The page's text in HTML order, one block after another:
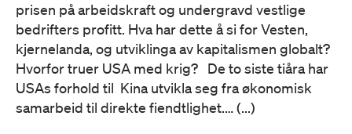
prisen på arbeidskraft og undergravd vestlige
bedrifters profitt. Hva har dette å si for Vesten,
kjernelanda, og utviklinga av kapitalismen globalt?
Hvorfor truer USA med krig? De to siste tiåra har
USAs forhold til Kina utvikla seg fra økonomisk
samarbeid til direkte fiendtlighet.… (...)